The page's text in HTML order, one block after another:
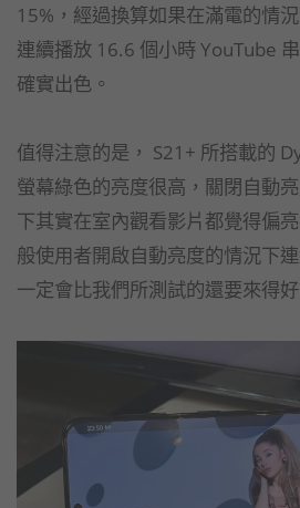
15%，經過換算如果在滿電的情
連續播放 16.6 個小時 YouTube
確實出色。
值得注意的是， S21+ 所搭載的
螢幕綠色的亮度很高，關閉自動
下其實在室內觀看影片都覺得偏
般使用者開啟自動亮度的情況下
一定會比我們所測試的還要來得好